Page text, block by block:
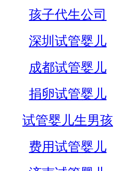
孩子代生公司
深圳试管婴儿
成都试管婴儿
捐卵试管婴儿
试管婴儿生男孩
费用试管婴儿